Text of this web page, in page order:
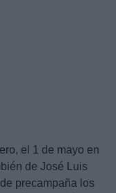
el 1 de mayo en
de José Luis
precampaña los